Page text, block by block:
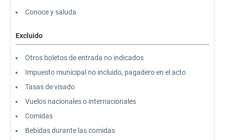
Conoce y saluda
Excluido
Otros boletos de entrada no indicados
Impuesto municipal no incluido, pagadero en el acto
Tasas de visado
Vuelos nacionales o internacionales
Comidas
Bebidas durante las comidas